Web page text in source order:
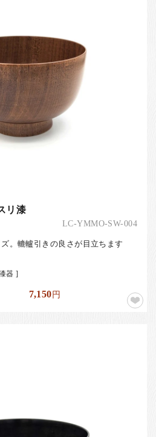
リ漆
LC-YMMO-SW-004
。轆轤引きの良さが目立ちます
器 ]
7,150円